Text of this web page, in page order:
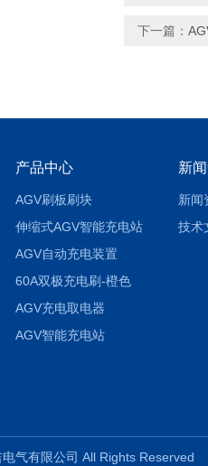
下一篇：
产品中心
AGV刷板刷块
伸缩式AGV智能充电站
AGV自动充电装置
60A双极充电刷-橙色
AGV充电取电器
AGV智能充电站
新
新闻
技术
电气有限公司 All Rights